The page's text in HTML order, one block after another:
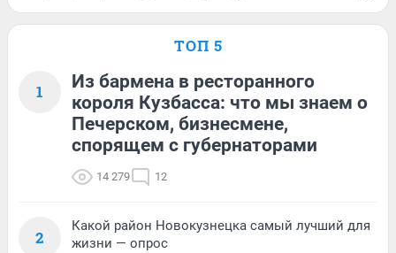
ТОП 5
1
Из бармена в ресторанного
короля Кузбасса: что мы знаем о
Печерском, бизнесмене,
спорящем с губернаторами
14 279 12
2
Какой район Новокузнецка самый лучший для
жизни — опрос